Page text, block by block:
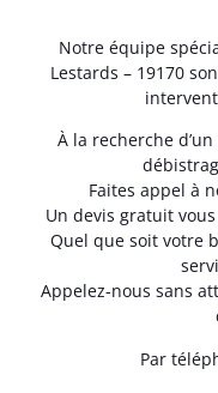
Notre équipe
Lestards – 19170
À la recherche
Faites appel à
Un devis gratuit
Quel que soit votre
Appelez-nous sans
Par